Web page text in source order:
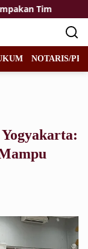
Tim
NOTARIS/